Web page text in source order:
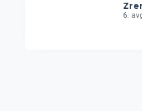
6.